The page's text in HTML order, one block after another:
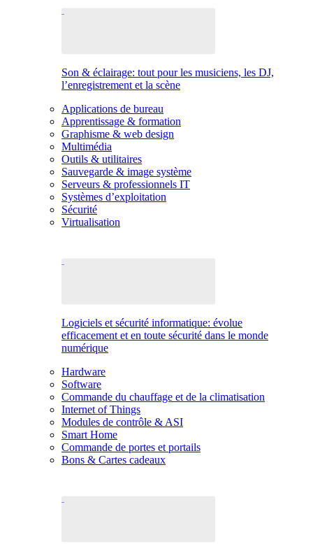
Son & éclairage: tout pour les musiciens, les DJ,
l’enregistrement et la scène
Applications de bureau
Apprentissage & formation
Graphisme & web design
Multimédia
Outils & utilitaires
Sauvegarde & image système
Serveurs & professionnels IT
Systèmes d’exploitation
Sécurité
Virtualisation
Logiciels et sécurité informatique: évolue
efficacement et en toute sécurité dans le monde
numérique
Hardware
Software
Commande du chauffage et de la climatisation
Internet of Things
Modules de contrôle & ASI
Smart Home
Commande de portes et portails
Bons & Cartes cadeaux